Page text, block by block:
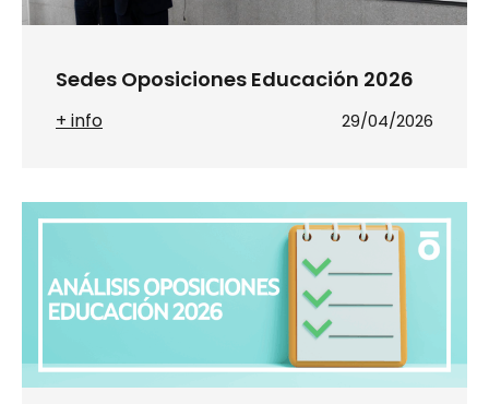
Sedes Oposiciones Educación 2026
+ info 29/04/2026